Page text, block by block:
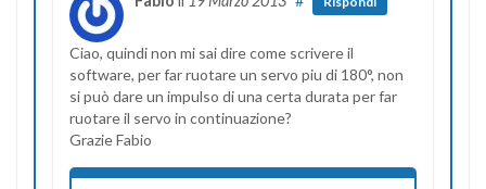
Ciao, quindi non mi sai dire come scrivere il
software, per far ruotare un servo piu di 180°, non
si può dare un impulso di una certa durata per far
ruotare il servo in continuazione?
Grazie Fabio